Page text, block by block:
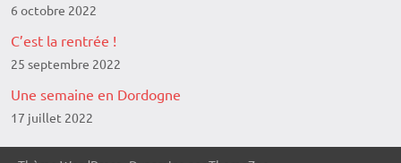
6 octobre 2022
C’est la rentrée !
25 septembre 2022
Une semaine en Dordogne
17 juillet 2022